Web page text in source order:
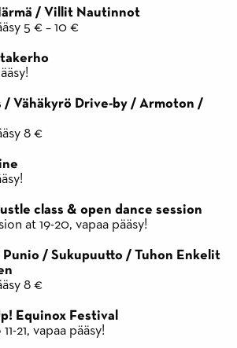
/ Villit Nautinnot
5 € – 10 €
/ Vähäkyrö Drive-by / Armoton /
8 €
class & open dance session
at 19-20, vapaa pääsy!
/ Sukupuutto / Tuhon Enkelit
8 €
Equinox Festival
21, vapaa pääsy!